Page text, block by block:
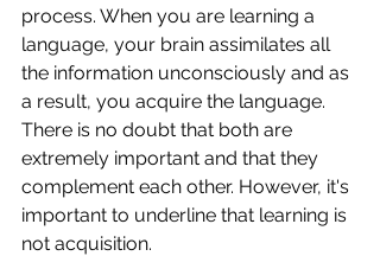
process. When you are learning a
language, your brain assimilates all
the information unconsciously and as
a result, you acquire the language.
There is no doubt that both are
extremely important and that they
complement each other. However, it's
important to underline that learning is
not acquisition.